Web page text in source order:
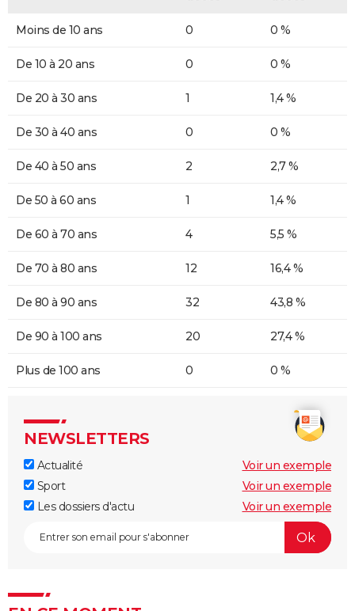
Moins de 10 ans 0 0 %
De 10 à 20 ans 0 0 %
De 20 à 30 ans 1 1,4 %
De 30 à 40 ans 0 0 %
De 40 à 50 ans 2 2,7 %
De 50 à 60 ans 1 1,4 %
De 60 à 70 ans 4 5,5 %
De 70 à 80 ans 12 16,4 %
De 80 à 90 ans 32 43,8 %
De 90 à 100 ans 20 27,4 %
Plus de 100 ans 0 0 %
NEWSLETTERS
Actualité
Voir un exemple
Sport
Voir un exemple
Les dossiers d'actu
Voir un exemple